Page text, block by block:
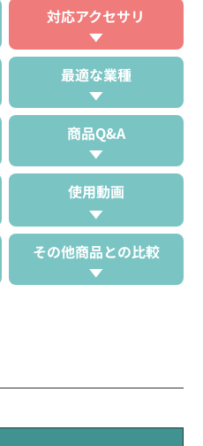
対応アクセサリ
最適な業種
商品Q&A
使用動画
その他商品との比較